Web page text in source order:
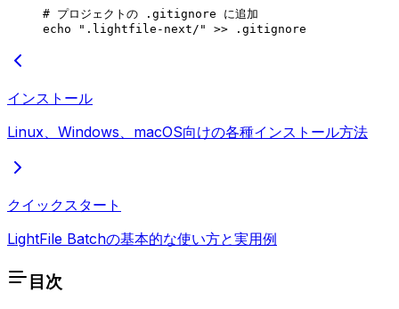
# プロジェクトの .gitignore に追加
echo ".lightfile-next/" >> .gitignore
インストール
Linux、Windows、macOS向けの各種インストール方法
クイックスタート
LightFile Batchの基本的な使い方と実用例
目次